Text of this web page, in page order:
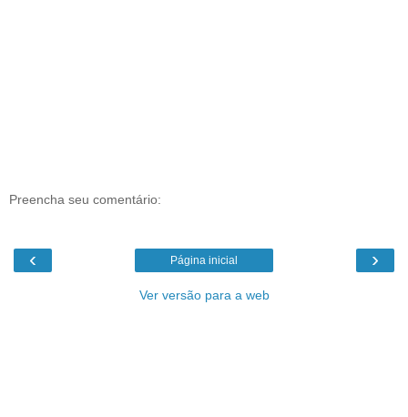
Preencha seu comentário:
‹ ›
Página inicial
Ver versão para a web